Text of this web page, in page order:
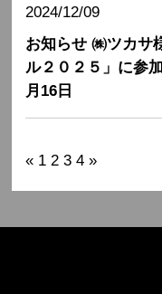
2024/12/09
お知らせ ㈱ツカサ
ル２０２５」に参
月16日
« 1 2 3 4 »